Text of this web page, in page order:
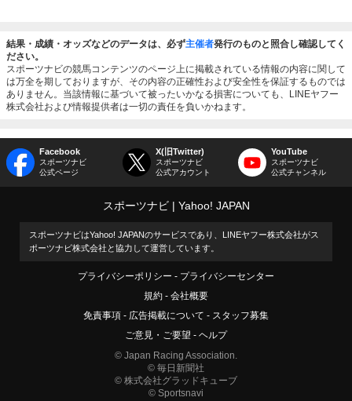
結果・成績・オッズなどのデータは、必ず主催者発行のものと照合し確認してく
ださい。
スポーツナビの競馬コンテンツのページ上に掲載されている情報の内容に関して
は万全を期しておりますが、その内容の正確性および安全性を保証するものでは
ありません。当該情報に基づいて被ったいかなる損害についても、LINEヤフー
株式会社および情報提供者は一切の責任を負いかねます。
Facebook
スポーツナビ
公式ページ
X(旧Twitter)
スポーツナビ
公式アカウント
YouTube
スポーツナビ
公式チャンネル
スポーツナビ Yahoo! JAPAN
スポーツナビはYahoo! JAPANのサービスであり、LINEヤフー株式会社がス
ポーツナビ株式会社と協力して運営しています。
プライバシーポリシー
プライバシーセンター
規約
会社概要
免責事項
広告掲載について
スタッフ募集
ご意見・ご要望
ヘルプ
© Japan Racing Association.
© 毎日新聞社
© 株式会社グラッドキューブ
© Sportsnavi